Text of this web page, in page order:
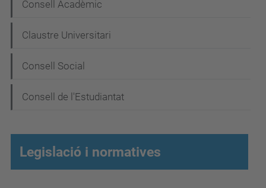
a
c
ó
Consell Acadèmic
Claustre Universitari
Consell Social
Consell de l'Estudiantat
Legislació i normatives